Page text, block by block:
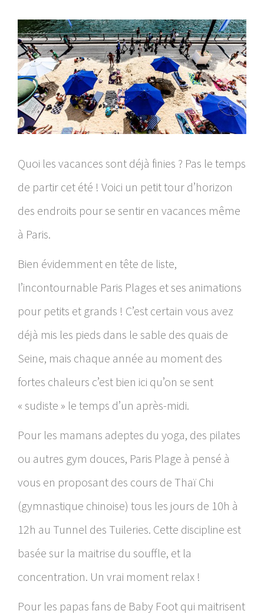
Quoi les vacances sont déjà finies ? Pas le temps
de partir cet été ! Voici un petit tour d’horizon
des endroits pour se sentir en vacances même
à Paris.
Bien évidemment en tête de liste,
l’incontournable Paris Plages et ses animations
pour petits et grands ! C’est certain vous avez
déjà mis les pieds dans le sable des quais de
Seine, mais chaque année au moment des
fortes chaleurs c’est bien ici qu’on se sent
« sudiste » le temps d’un après-midi.
Pour les mamans adeptes du yoga, des pilates
ou autres gym douces, Paris Plage à pensé à
vous en proposant des cours de Thaï Chi
(gymnastique chinoise) tous les jours de 10h à
12h au Tunnel des Tuileries. Cette discipline est
basée sur la maitrise du souffle, et la
concentration. Un vrai moment relax !
Pour les papas fans de Baby Foot qui maitrisent